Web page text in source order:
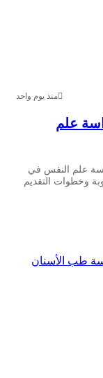
منذ يوم واحد
في
التقديم